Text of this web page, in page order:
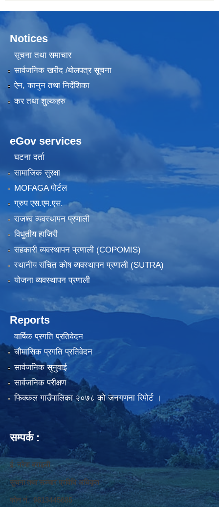
Notices
सूचना तथा समाचार
सार्वजनिक खरीद /बोलपत्र सूचना
ऐन, कानुन तथा निर्देशिका
कर तथा शुल्कहरु
eGov services
घटना दर्ता
सामाजिक सुरक्षा
MOFAGA पोर्टल
ग्रुप एस.एम.एस.
राजश्व व्यवस्थापन प्रणाली
विधुतीय हाजिरी
सहकारी व्यवस्थापन प्रणाली (COPOMIS)
स्थानीय संचित कोष व्यवस्थापन प्रणाली (SUTRA)
योजना व्यवस्थापन प्रणाली
Reports
वार्षिक प्रगति प्रतिवेदन
चौमासिक प्रगति प्रतिवेदन
सार्वजनिक सुनुवाई
सार्वजनिक परीक्षण
फिक्कल गाउँपालिका २०७८ को जनगणना रिपोर्ट ।
सम्पर्क :
ई. नरेश बराइली
सुचना तथा सञ्‍चार प्रविधि अधिकृत
फोन नं. 9813445685